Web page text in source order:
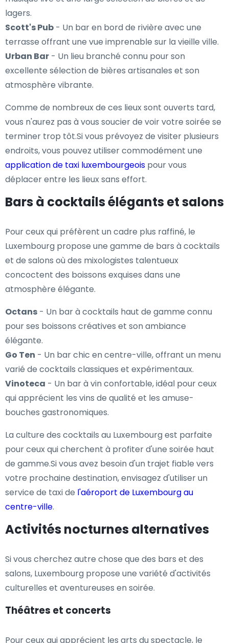
lagers.
Scott's Pub - Un bar en bord de rivière avec une
terrasse offrant une vue imprenable sur la vieille ville.
Urban Bar - Un lieu branché connu pour son
excellente sélection de bières artisanales et son
atmosphère vibrante.
Comme de nombreux de ces lieux sont ouverts tard,
vous n'aurez pas à vous soucier de voir votre soirée se
terminer trop tôt.Si vous prévoyez de visiter plusieurs
endroits, vous pouvez utiliser commodément une
application de taxi luxembourgeois pour vous
déplacer entre les lieux sans effort.
Bars à cocktails élégants et salons
Pour ceux qui préfèrent un cadre plus raffiné, le
Luxembourg propose une gamme de bars à cocktails
et de salons où des mixologistes talentueux
concoctent des boissons exquises dans une
atmosphère élégante.
Octans - Un bar à cocktails haut de gamme connu
pour ses boissons créatives et son ambiance
élégante.
Go Ten - Un bar chic en centre-ville, offrant un menu
varié de cocktails classiques et expérimentaux.
Vinoteca - Un bar à vin confortable, idéal pour ceux
qui apprécient les vins de qualité et les amuse-
bouches gastronomiques.
La culture des cocktails au Luxembourg est parfaite
pour ceux qui cherchent à profiter d'une soirée haut
de gamme.Si vous avez besoin d'un trajet fiable vers
votre prochaine destination, envisagez d'utiliser un
service de taxi de l'aéroport de Luxembourg au
centre-ville.
Activités nocturnes alternatives
Si vous cherchez autre chose que des bars et des
salons, Luxembourg propose une variété d'activités
culturelles et aventureuses en soirée.
Théâtres et concerts
Pour ceux qui apprécient les arts du spectacle, le